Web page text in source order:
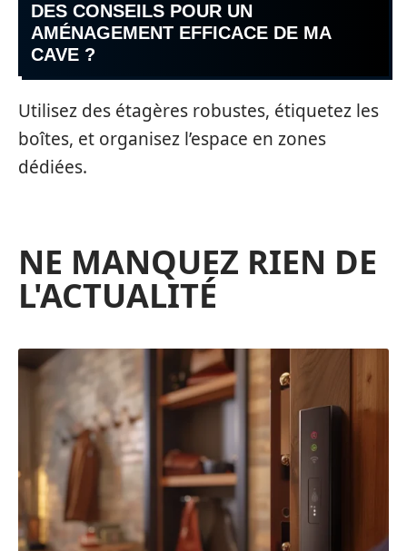
DES CONSEILS POUR UN
AMÉNAGEMENT EFFICACE DE MA
CAVE ?
Utilisez des étagères robustes, étiquetez les
boîtes, et organisez l’espace en zones
dédiées.
NE MANQUEZ RIEN DE
L'ACTUALITÉ